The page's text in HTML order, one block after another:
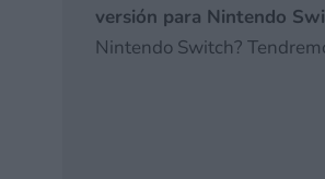
versión para Nintendo
Nintendo Switch?